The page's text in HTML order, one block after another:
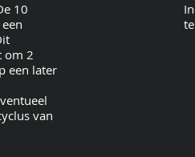
10
om 2
een later
van